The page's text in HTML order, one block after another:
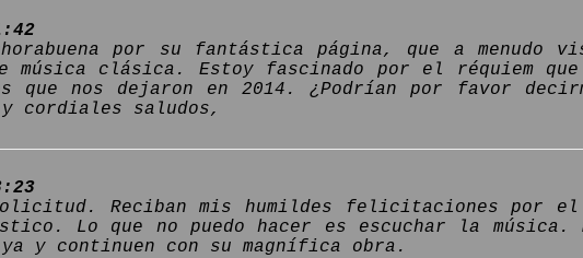
por su fantástica página, que a
música clásica. Estoy fascinado por el réquiem que
que nos dejaron en 2014. ¿Podrían por favor
cordiales saludos,
Reciban mis humildes felicitaciones por
Lo que no puedo hacer es escuchar la música.
y continuen con su magnífica obra.